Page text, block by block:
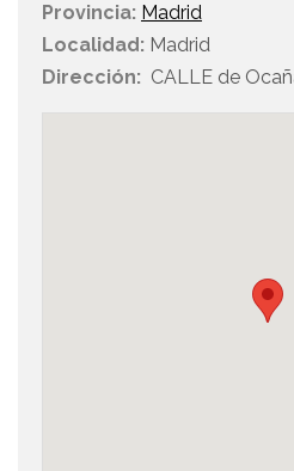
Provincia: Madrid
Localidad: Madrid
Dirección: CALLE de